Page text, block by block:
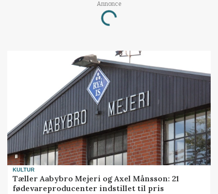
Annonce
Loading...
KULTUR
Tæller Aabybro Mejeri og Axel Månsson: 21
fødevareproducenter indstillet til pris